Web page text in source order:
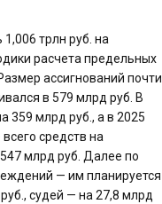
трлн руб. на
расчета предельных
ассигнований почти
в 579 млрд руб. В
359 млрд руб., а в 2025
средств на
млрд руб. Далее по
— им планируется
судей — на 27,8 млрд